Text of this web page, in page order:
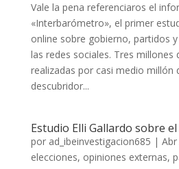
Vale la pena referenciaros el
«Interbarómetro», el primer
online sobre gobierno, partidos
las redes sociales. Tres millones
realizadas por casi medio millón
descubridor...
Estudio Elli Gallardo sobre el
por ad_ibeinvestigacion685 |
elecciones, opiniones externas,